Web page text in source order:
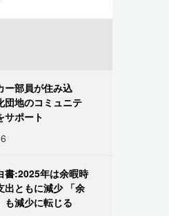
ー部員が住み込
団地のコミュニテ
サポート
書:2025年は余暇時
出ともに減少 「余
も減少に転じる